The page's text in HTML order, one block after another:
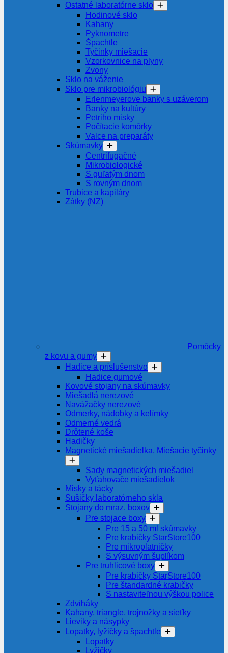
Ostatné laboratórne sklo
Hodinové sklo
Kahany
Pyknometre
Špachtle
Tyčinky miešacie
Vzorkovnice na plyny
Zvony
Sklo na váženie
Sklo pre mikrobiológiu
Erlenmeyerove banky s uzáverom
Banky na kultúry
Petriho misky
Počítacie komôrky
Valce na preparáty
Skúmavky
Centrifugačné
Mikrobiologické
S guľatým dnom
S rovným dnom
Trubice a kapiláry
Zátky (NZ)
Pomôcky
z kovu a gumy
Hadice a príslušenstvo
Hadice gumové
Kovové stojany na skúmavky
Miešadlá nerezové
Navážačky nerezové
Odmerky, nádobky a kelímky
Odmerné vedrá
Drôtené koše
Hadičky
Magnetické miešadielka, Miešacie tyčinky
Sady magnetických miešadiel
Vyťahovače miešadielok
Misky a tácky
Sušičky laboratórneho skla
Stojany do mraz. boxov
Pre stojace boxy
Pre 15 a 50 ml skúmavky
Pre krabičky StarStore100
Pre mikroplatničky
S výsuvným šuplíkom
Pre truhlicové boxy
Pre krabičky StarStore100
Pre štandardné krabičky
S nastaviteľnou výškou police
Zdviháky
Kahany, triangle, trojnožky a sieťky
Lieviky a násypky
Lopatky, lyžičky a špachtle
Lopatky
Lyžičky